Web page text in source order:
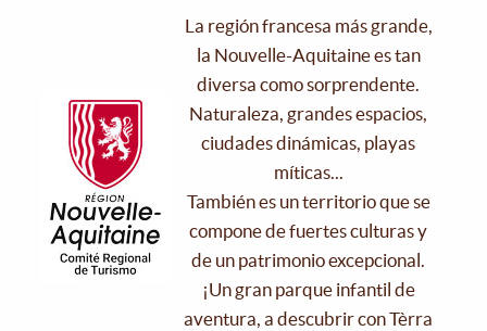
La región francesa más grande,
la Nouvelle-Aquitaine es tan
diversa como sorprendente.
Naturaleza, grandes espacios,
ciudades dinámicas, playas
míticas...
También es un territorio que se
compone de fuertes culturas y
de un patrimonio excepcional.
¡Un gran parque infantil de
aventura, a descubrir con Tèrra